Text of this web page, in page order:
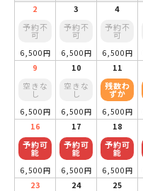
2
予約不
可
6,500円
3
予約不
可
6,500円
4
予約不
可
6,500円
9
空きな
し
6,500円
10
空きな
し
6,500円
11
残数わ
ずか
6,500円
16
予約可
能
6,500円
17
予約可
能
6,500円
18
予約可
能
6,500円
23
24 25